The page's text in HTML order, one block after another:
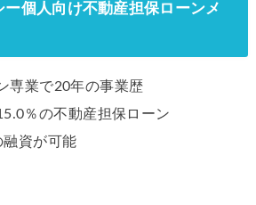
ー個人向け不動産担保ローンメ
専業で20年の事業歴
％の不動産担保ローン
資が可能